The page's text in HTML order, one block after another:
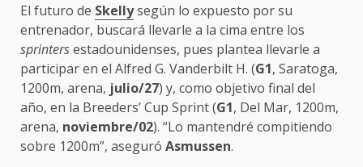
El futuro de Skellysegún lo expuesto por su
entrenador, buscará llevarle a la cima entre los
sprintersestadounidenses, pues plantea llevarle a
participar en el Alfred G. Vanderbilt H. (G1, Saratoga,
1200m, arena, julio/27) y, como objetivo final del
año, en la Breeders’ Cup Sprint (G1, Del Mar, 1200m,
arena, noviembre/02). “Lo mantendré compitiendo
sobre 1200m”, aseguró Asmussen.